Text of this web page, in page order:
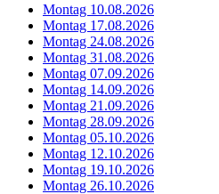
Montag 10.08.2026
Montag 17.08.2026
Montag 24.08.2026
Montag 31.08.2026
Montag 07.09.2026
Montag 14.09.2026
Montag 21.09.2026
Montag 28.09.2026
Montag 05.10.2026
Montag 12.10.2026
Montag 19.10.2026
Montag 26.10.2026